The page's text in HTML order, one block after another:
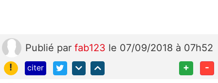
Publié par fab123 le 07/09/2018 à 07h52
!
citer + -